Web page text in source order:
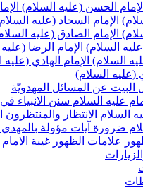
السلام) الإمام الحسين
(عليه السلام) الإمام الباقر
(عليه السلام) الإمام
الرضا (عليه السلام) الإمام
الهادي (عليه السلام) الإمام
المهدويّة
سنن الانبياء في المهديأسماء
والمنتظرونالرجعةالمهدي
مؤولة بالمهدي عليه السلام
غيبة الامام عليه السلام